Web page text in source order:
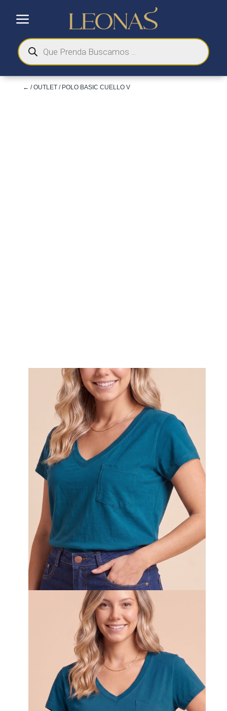
a
Búsqueda
de
productos
← /OUTLET / POLO BASIC CUELLO V